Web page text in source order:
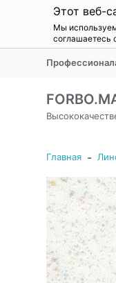
Этот веб-
Мы
соглашаетесь
Главная -